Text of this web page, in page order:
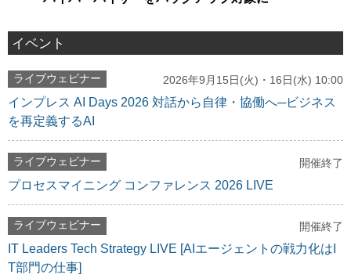
イベント
ライブウェビナー 2026年9月15日(火)・16日(水) 10:00
インプレス AI Days 2026 対話から自律・協働へ─ビジネス
を再定義するAI
ライブウェビナー 開催終了
プロセスマイニング コンファレンス 2026 LIVE
ライブウェビナー 開催終了
IT Leaders Tech Strategy LIVE [AIエージェントの戦力化はI
T部門の仕事]